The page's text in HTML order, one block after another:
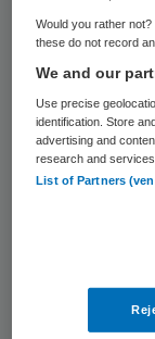
praktijk nog
AD. De arts
strafrechter
De
verdachte
regels waar
voordat we
overgaan.
Would you rather
these do not record
We and our
Use precise
identification. Store
advertising and
research and services
List of Partners